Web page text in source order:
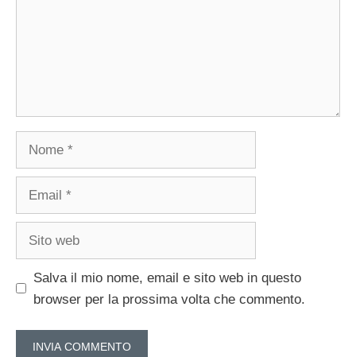
Nome
Email
Sito
Salva il mio nome, email e sito web in questo
browser per la prossima volta che commento.